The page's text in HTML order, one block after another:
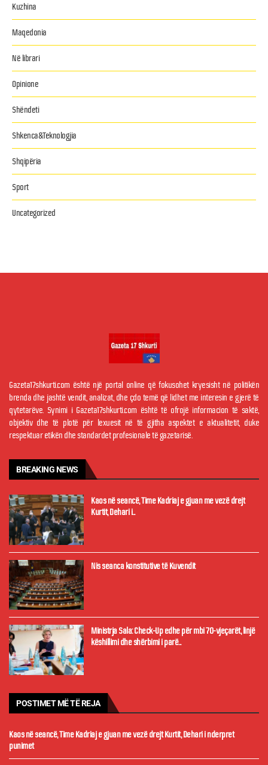
Kuzhina
Maqedonia
Në librari
Opinione
Shëndeti
Shkenca&Teknologjia
Shqipëria
Sport
Uncategorized
Gazeta17shkurti.com është një portal online që fokusohet kryesisht në politikën
brenda dhe jashtë vendit, analizat, dhe çdo temë që lidhet me interesin e gjerë të
qytetarëve. Synimi i Gazeta17shkurti.com është të ofrojë informacion të saktë,
objektiv dhe të plotë për lexuesit në të gjitha aspektet e aktualitetit, duke
respektuar etikën dhe standardet profesionale të gazetarisë.
BREAKING NEWS
Kaos në seancë, Time Kadriaj e gjuan me vezë drejt
Kurtit, Dehari i...
Nis seanca konstitutive të Kuvendit
Ministrja Sala: Check-Up edhe për mbi 70-vjeçarët, linjë
këshillimi dhe shërbimi i parë...
POSTIMET MË TË REJA
Kaos në seancë, Time Kadriaj e gjuan me vezë drejt Kurtit, Dehari i nderpret
punimet